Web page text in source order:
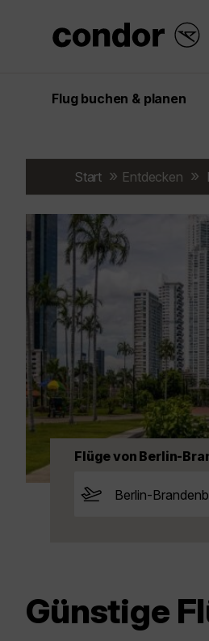
Flug buchen & planen
Start Entdecken
Flüge von Berlin-
Günstige